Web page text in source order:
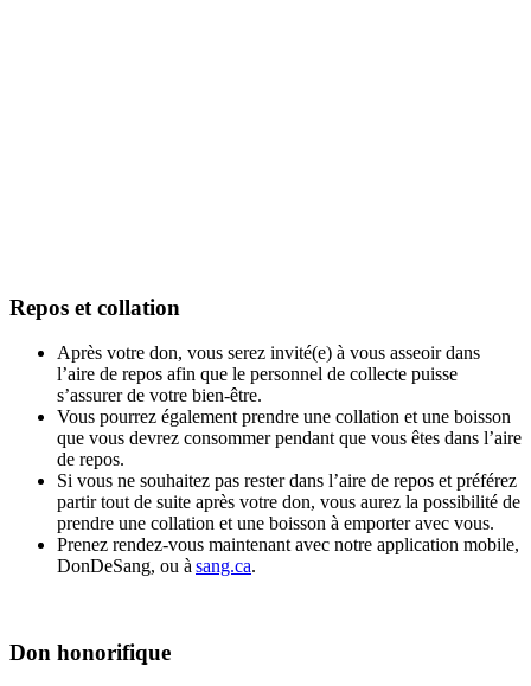
Repos et collation
Après votre don, vous serez invité(e) à vous asseoir dans
l’aire de repos afin que le personnel de collecte puisse
s’assurer de votre bien-être.
Vous pourrez également prendre une collation et une boisson
que vous devrez consommer pendant que vous êtes dans l’aire
de repos.
Si vous ne souhaitez pas rester dans l’aire de repos et préférez
partir tout de suite après votre don, vous aurez la possibilité de
prendre une collation et une boisson à emporter avec vous.
Prenez rendez-vous maintenant avec notre application mobile,
DonDeSang, ou à sang.ca.
Don honorifique